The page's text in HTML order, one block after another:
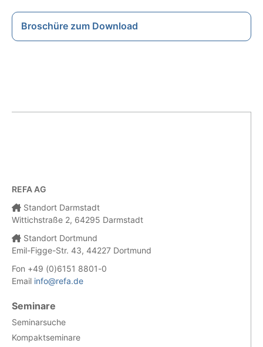
Broschüre zum Download
REFA AG
Standort Darmstadt
Wittichstraße 2, 64295 Darmstadt
Standort Dortmund
Emil-Figge-Str. 43, 44227 Dortmund
Fon +49 (0)6151 8801-0
Email info@refa.de
Seminare
Seminarsuche
Kompaktseminare